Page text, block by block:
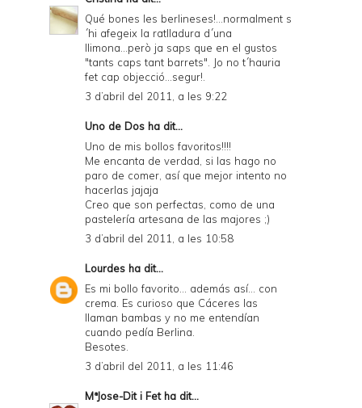
Qué bones les berlineses!...normalment s
´hi afegeix la ratlladura d´una
llimona...però ja saps que en el gustos
"tants caps tant barrets". Jo no t´hauria
fet cap objecció...segur!.
3 d’abril del 2011, a les 9:22
Uno de Dos ha dit...
Uno de mis bollos favoritos!!!!
Me encanta de verdad, si las hago no
paro de comer, así que mejor intento no
hacerlas jajaja
Creo que son perfectas, como de una
pastelería artesana de las majores ;)
3 d’abril del 2011, a les 10:58
Lourdes ha dit...
Es mi bollo favorito... además así... con
crema. Es curioso que Cáceres las
llaman bambas y no me entendían
cuando pedía Berlina.
Besotes.
3 d’abril del 2011, a les 11:46
MªJose-Dit i Fetha dit...